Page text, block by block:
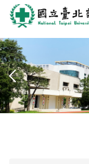
跳
到
主
要
內
容
區